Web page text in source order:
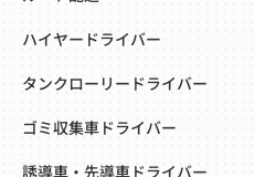
ハイヤードライバー
タンクローリードライバー
ゴミ収集車ドライバー
誘導車・先導車ドライバー